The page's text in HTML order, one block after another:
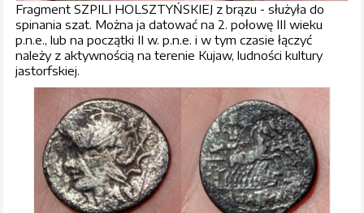
Fragment SZPILI HOLSZTYŃSKIEJ z brązu - służyła do
spinania szat. Można ja datować na 2. połowę III wieku
p.n.e., lub na początki II w. p.n.e. i w tym czasie łączyć
należy z aktywnością na terenie Kujaw, ludności kultury
jastorfskiej.